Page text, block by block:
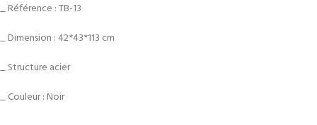
_ Référence : TB-13
_ Dimension : 42*43*113 cm
_ Structure acier
_ Couleur : Noir